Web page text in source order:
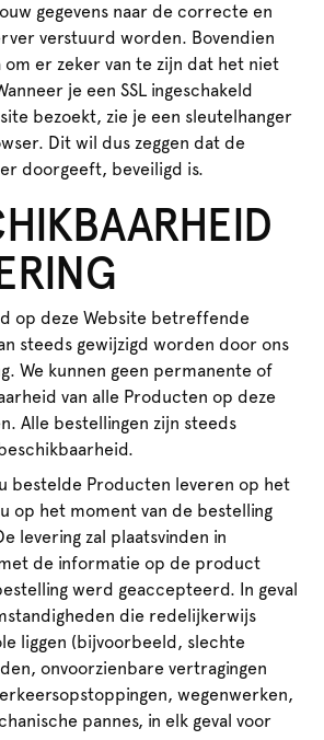
gegevens naar de correcte en
verstuurd worden. Bovendien
er zeker van te zijn dat het niet
je een SSL ingeschakeld
bezoekt, zie je een sleutelhanger
Dit wil dus zeggen dat de
doorgeeft, beveiligd is.
op deze Website betreffende
steeds gewijzigd worden door ons
We kunnen geen permanente of
van alle Producten op deze
Alle bestellingen zijn steeds
bestelde Producten leveren op het
op het moment van de bestelling
levering zal plaatsvinden in
de informatie op de product
werd geaccepteerd. In geval
die redelijkerwijs
liggen (bijvoorbeeld, slechte
onvoorzienbare vertragingen
wegenwerken,
pannes, in elk geval voor